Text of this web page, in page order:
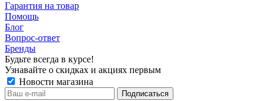
Гарантия на товар
Помощь
Блог
Вопрос-ответ
Бренды
Будьте всегда в курсе!
Узнавайте о скидках и акциях первым
Новости магазина